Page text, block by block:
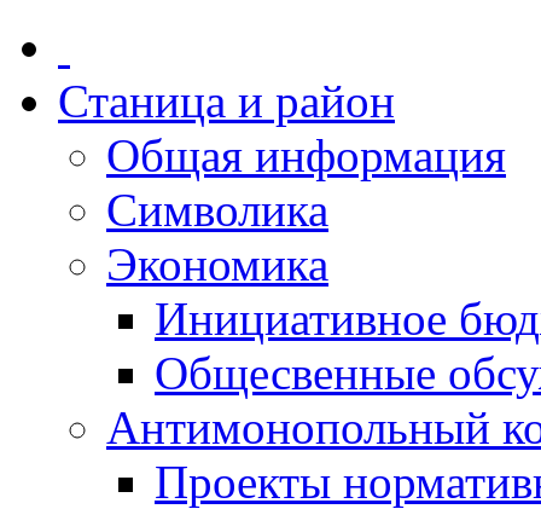
Станица и район
Общая информация
Символика
Экономика
Инициативное
Общесвенные
Антимонопольный
Проекты